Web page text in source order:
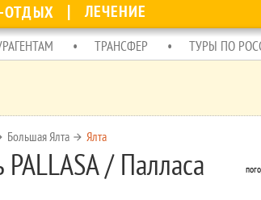
ОТДЫХ ЛЕЧЕНИЕ
ТРАНСФЕР ТУРЫ ПО
Большая Ялта arrow_forward Ялта
/ Палласа